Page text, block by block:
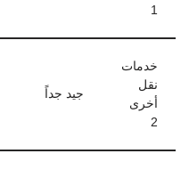
1
خدمات
نقل
أخرى
2
جيد جداً